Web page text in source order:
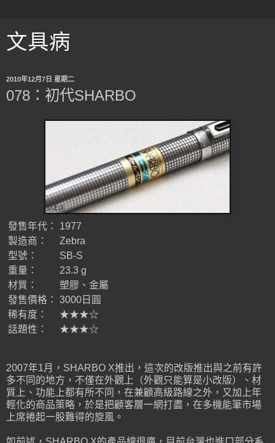
文具病
2010年12月7日 星期二
078：初代SHARBO
發售年代：
1977
製造商：
Zebra
型號：
SB-S
重量：
23.3 g
材質：
塑膠、金屬
發售價格：
3000日圓
稀有度：
★★★☆
話題性：
★★★☆
2007年1月，SHARBO X推出，這次的改版推出與之前有許
多不同的地方，不僅在外觀上（外觀只能算是小改版）、材
質上、功能上都有所不同，在兼顧高級路線之外，又加上年
輕化的商品策略，於是把顧客層一網打盡，在多機能筆市場
上席捲起一股難得的旋風。